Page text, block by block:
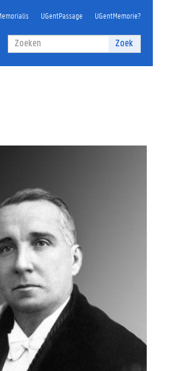
Zoekveld Zoek
Zoeken
UGentPassage UGentMemorie?